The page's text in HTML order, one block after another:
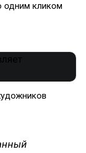
одним кликом